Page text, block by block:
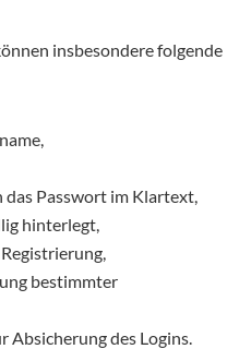
insbesondere folgende
Passwort im Klartext,
hinterlegt,
bestimmter
Absicherung des Logins.